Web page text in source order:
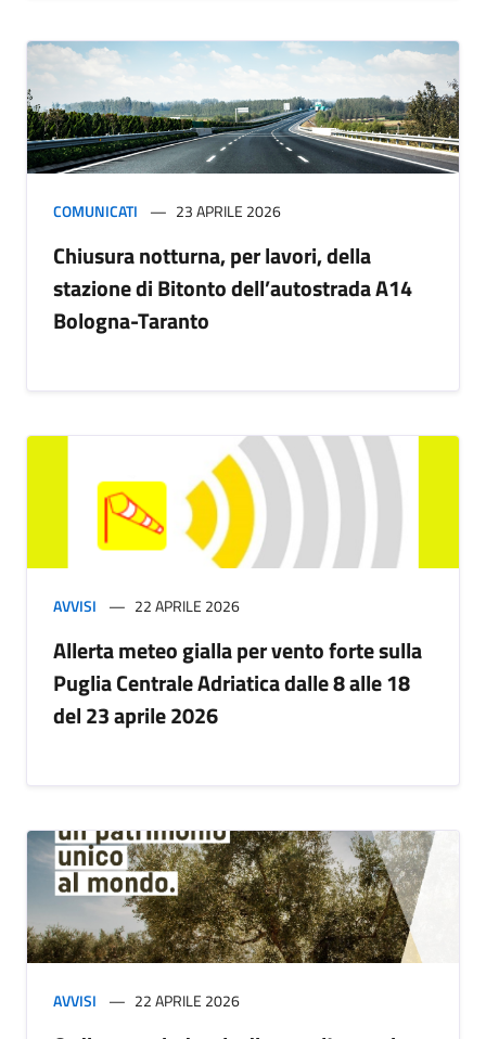
COMUNICATI 23 APRILE 2026
Chiusura notturna, per lavori, della
stazione di Bitonto dell’autostrada A14
Bologna-Taranto
AVVISI 22 APRILE 2026
Allerta meteo gialla per vento forte sulla
Puglia Centrale Adriatica dalle 8 alle 18
del 23 aprile 2026
AVVISI 22 APRILE 2026